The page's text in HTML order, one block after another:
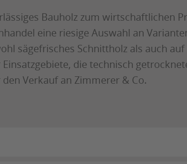
Bauholz zum wirtschaftlichen
eine riesige Auswahl an
sägefrisches Schnittholz als auch
die technisch
Verkauf an Zimmerer & Co.